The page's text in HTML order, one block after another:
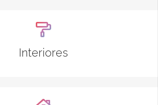
Interiores